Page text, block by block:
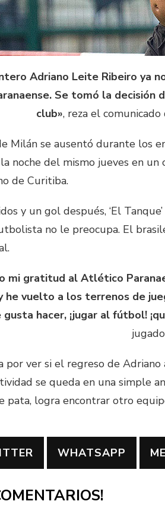
Adriano Leite Ribeiro ya
Se tomó la decisión
club», reza el
Milán se ausentó durante los
noche del mismo jueves en
de Curitiba.
y un gol después, ‘El
no le preocupa. El
mi gratitud al Atlético
he vuelto a los terrenos de
gusta hacer, ¡jugar al fútbol!
por ver si el regreso de
se queda en una simple
pata, logra encontrar otro
WHATSAPP